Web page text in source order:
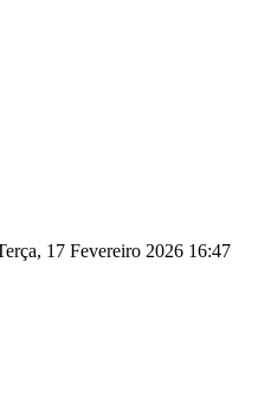
17 Fevereiro 2026 16:47